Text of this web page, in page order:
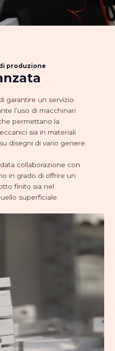
produzione
garantire un servizio
l’uso di macchinari
permettano la
sia in materiali
disegni di vario genere.
collaborazione con
in grado di offrire un
finito sia nel
superficiale.